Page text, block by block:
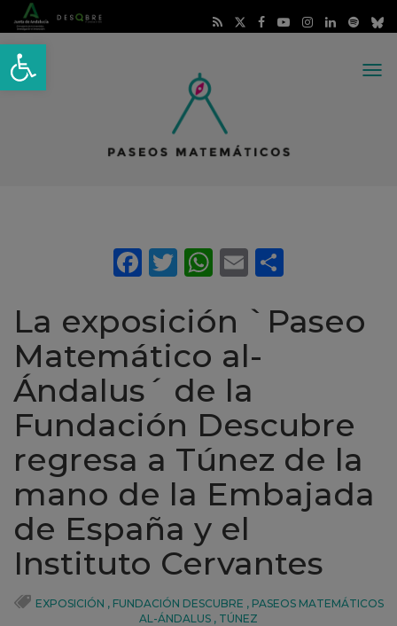
Abrir barra de herramientas
La exposición `Paseo
Matemático al-
Ándalus´ de la
Fundación Descubre
regresa a Túnez de la
mano de la Embajada
de España y el
Instituto Cervantes
EXPOSICIÓN , FUNDACIÓN DESCUBRE , PASEOS MATEMÁTICOS
AL-ÁNDALUS , TÚNEZ